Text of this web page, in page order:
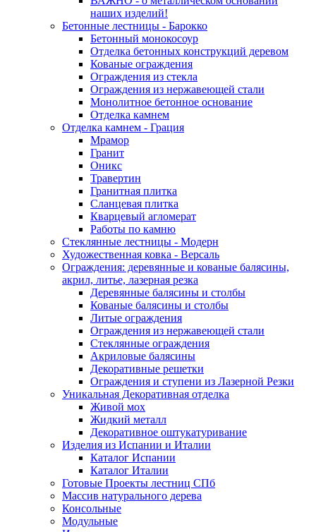
наших изделий!
Бетонные лестницы - Барокко
Бетонный монокосоур
Отделка бетонных конструкций деревом
Кованые ограждения
Ограждения из стекла
Ограждения из нержавеющей стали
Монолитное бетонное основание
Отделка камнем
Отделка камнем - Грация
Мрамор
Гранит
Оникс
Травертин
Гранитная плитка
Сланцевая плитка
Кварцевый агломерат
Работы по камню
Стеклянные лестницы - Модерн
Художественная ковка - Версаль
Ограждения: деревянные и кованые балясины,
акрил, литье, лазерная резка
Деревянные балясины и столбы
Кованые балясины и столбы
Литые ограждения
Ограждения из нержавеющей стали
Стеклянные ограждения
Акриловые балясины
Декоративные решетки
Ограждения и ступени из Лазерной Резки
Уникальная Декоративная отделка
Живой мох
Жидкий металл
Декоративное оштукатуривание
Изделия из Испании и Италии
Каталог Испании
Каталог Италии
Готовые Проекты лестниц СПб
Массив натурального дерева
Консольные
Модульные